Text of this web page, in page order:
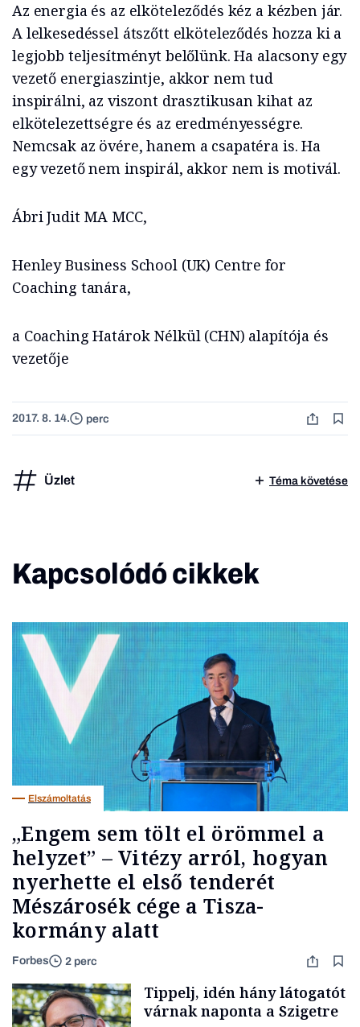
Az energia és az elköteleződés kéz a kézben jár.
A lelkesedéssel átszőtt elköteleződés hozza ki a
legjobb teljesítményt belőlünk. Ha alacsony egy
vezető energiaszintje, akkor nem tud
inspirálni, az viszont drasztikusan kihat az
elkötelezettségre és az eredményességre.
Nemcsak az övére, hanem a csapatéra is. Ha
egy vezető nem inspirál, akkor nem is motivál.
Ábri Judit MA MCC,
Henley Business School (UK) Centre for
Coaching tanára,
a Coaching Határok Nélkül (CHN) alapítója és
vezetője
2017. 8. 14. perc
Üzlet Téma követése
Kapcsolódó cikkek
Elszámoltatás
„Engem sem tölt el örömmel a
helyzet” – Vitézy arról, hogyan
nyerhette el első tenderét
Mészárosék cége a Tisza-
kormány alatt
Forbes 2 perc
Tippelj, idén hány látogatót
várnak naponta a Szigetre